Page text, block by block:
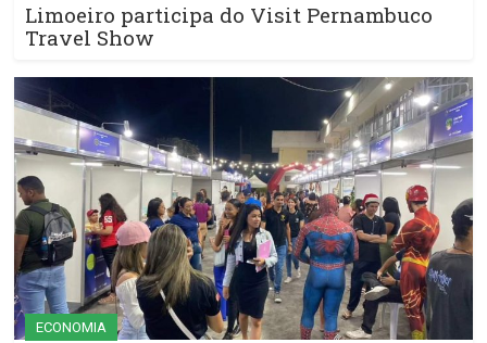
Limoeiro participa do Visit Pernambuco
Travel Show
ECONOMIA